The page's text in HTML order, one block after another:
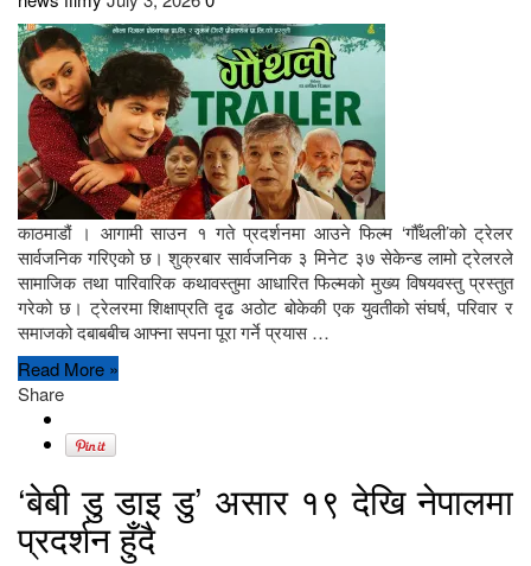
काठमाडौं । आगामी साउन १ गते प्रदर्शनमा आउने फिल्म ‘गौँथली’को ट्रेलर
सार्वजनिक गरिएको छ। शुक्रबार सार्वजनिक ३ मिनेट ३७ सेकेन्ड लामो ट्रेलरले
सामाजिक तथा पारिवारिक कथावस्तुमा आधारित फिल्मको मुख्य विषयवस्तु प्रस्तुत
गरेको छ। ट्रेलरमा शिक्षाप्रति दृढ अठोट बोकेकी एक युवतीको संघर्ष, परिवार र
समाजको दबाबबीच आफ्ना सपना पूरा गर्ने प्रयास …
Read More »
Share
‘बेबी डु डाइ डु’ असार १९ देखि नेपालमा
प्रदर्शन हुँदै